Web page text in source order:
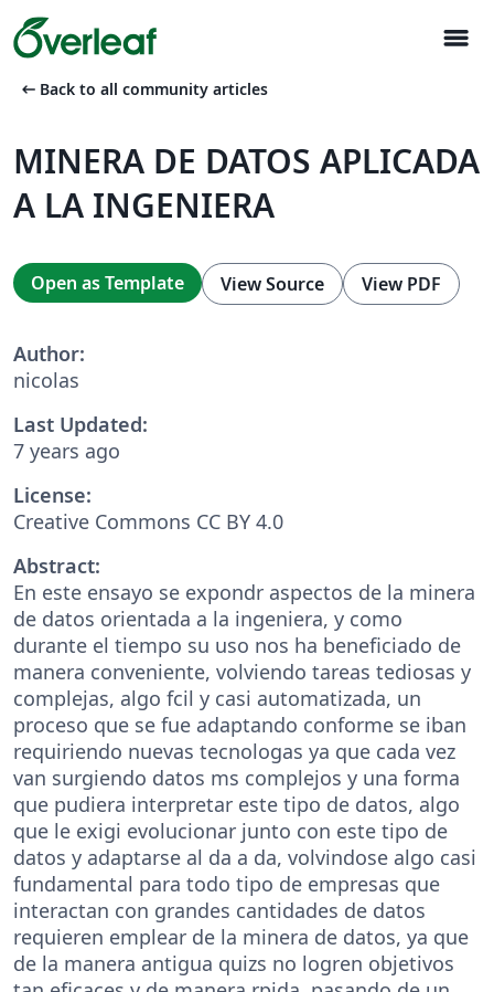
menu
arrow_left_alt Back to all community articles
MINERA DE DATOS APLICADA
A LA INGENIERA
Open as Template View Source View PDF
Author:
nicolas
Last Updated:
7 years ago
License:
Creative Commons CC BY 4.0
Abstract:
En este ensayo se expondr aspectos de la minera
de datos orientada a la ingeniera, y como
durante el tiempo su uso nos ha beneficiado de
manera conveniente, volviendo tareas tediosas y
complejas, algo fcil y casi automatizada, un
proceso que se fue adaptando conforme se iban
requiriendo nuevas tecnologas ya que cada vez
van surgiendo datos ms complejos y una forma
que pudiera interpretar este tipo de datos, algo
que le exigi evolucionar junto con este tipo de
datos y adaptarse al da a da, volvindose algo casi
fundamental para todo tipo de empresas que
interactan con grandes cantidades de datos
requieren emplear de la minera de datos, ya que
de la manera antigua quizs no logren objetivos